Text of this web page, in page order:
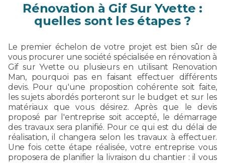
Rénovation à Gif Sur Yvette :
quelles sont les étapes ?
Le premier échelon de votre projet est bien sûr de
vous procurer une société spécialisée en rénovation à
Gif sur Yvette ou plusieurs en utilisant Renovation
Man, pourquoi pas en faisant effectuer différents
devis. Pour qu'une proposition cohérente soit faite,
les sujets abordés porteront sur le budget et sur les
matériaux que vous désirez. Après que le devis
proposé par l'entreprise soit accepté, le démarrage
des travaux sera planifié. Pour ce qui est du délai de
réalisation, il changera selon les travaux à effectuer.
Une fois cette étape réalisée, votre entreprise vous
proposera de planifier la livraison du chantier : il vous